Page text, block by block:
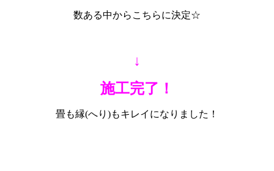
数ある中からこちらに決定☆
↓
施工完了！
畳も縁(へり)もキレイになりました！